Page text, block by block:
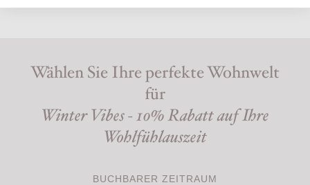
Wählen Sie Ihre perfekte Wohnwelt
für
Winter Vibes - 10% Rabatt auf Ihre
Wohlfühlauszeit
BUCHBARER ZEITRAUM